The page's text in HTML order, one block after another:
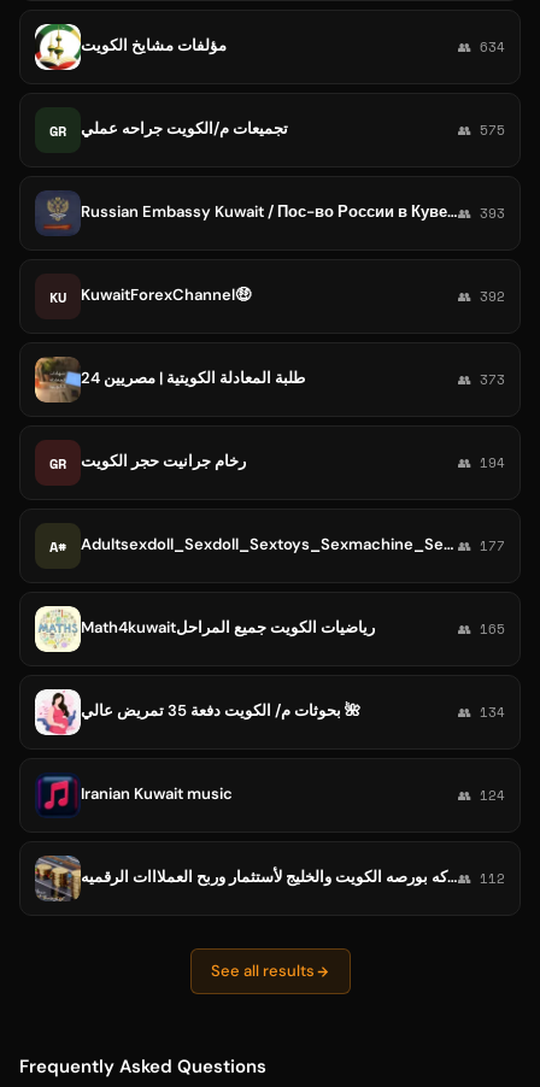
مؤلفات مشايخ الكويت 👥 634
GR تجميعات م/الكويت جراحه عملي 👥 575
Russian Embassy Kuwait / Пос-во России в Кувейте👥 393
KU KuwaitForexChannel🤑 👥 392
طلبة المعادلة الكويتية | مصريين 24 👥 373
GR رخام جرانيت حجر الكويت 👥 194
A# Adultsexdoll_Sexdoll_Sextoys_Sexmachine_Sexgirls_Siliconebabydoll #Kuwait #Saudi Arabia #Egypt #United Arab Emirates 👥 177
Math4kuwaitرياضيات الكويت جميع المراحل 👥 165
بحوثات م/ الكويت دفعة 35 تمريض عالي 🌺 👥 134
Iranian Kuwait music 👥 124
شركه بورصه الكويت والخليج لأستثمار وربح العملااات الرقميه...👥 112
See all results
Frequently Asked Questions